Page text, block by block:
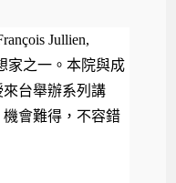
Jullien,
家之一。本院與成
台舉辦系列講
機會難得，不容錯